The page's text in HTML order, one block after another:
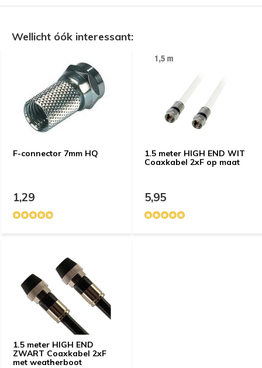
Wellicht óók interessant:
F-connector 7mm HQ
1,29
1.5 meter HIGH END WIT
Coaxkabel 2xF op maat
5,95
1.5 meter HIGH END
ZWART Coaxkabel 2xF
met weatherboot